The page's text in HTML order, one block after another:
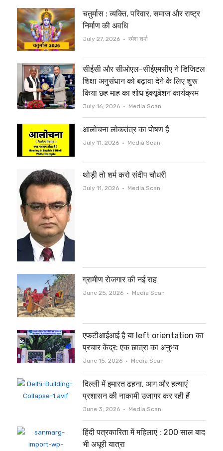
t
t
e
r
e
b
o
o
k
चतुर्मास : व्यक्ति, परिवार, समाज और राष्ट्र
निर्माण की अवधि
July 27, 2026 Author
रमेश शर्मा
सीईसी और सीओएल-सीईएमसीए ने डिजिटल
शिक्षा अनुसंधान को बढ़ावा देने के लिए शुरू
किया छह माह का शोध इंक्यूबेशन कार्यक्रम
July 16, 2026 Author
Media Scan
आलोचना लोकतंत्र का पोषण है
July 11, 2026 Author
Media Scan
थोड़ी तो शर्म करो संदीप चौधरी
July 11, 2026 Author
Media Scan
ग्रामीण रोजगार की नई राह
June 25, 2026 Author
Media Scan
एफटीआईआई है या left orientation का
प्रचार केंद्र: एक छात्रा का अनुभव
June 15, 2026 Author
Media Scan
दिल्ली में इमारत ढहना, आग और हत्याएं
प्रशासन की नाकामी उजागर कर रही हैं
June 3, 2026 Author
Media Scan
हिंदी पत्रकारिता में महिलाएं : 200 साल बाद
भी अधूरी यात्रा